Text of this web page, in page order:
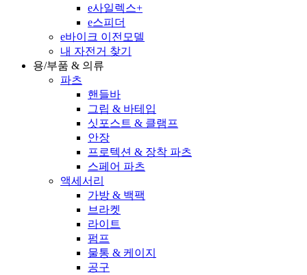
e사일렉스+
e스피더
e바이크 이전모델
내 자전거 찾기
용/부품 & 의류
파츠
핸들바
그립 & 바테입
싯포스트 & 클램프
안장
프로텍션 & 장착 파츠
스페어 파츠
액세서리
가방 & 백팩
브라켓
라이트
펌프
물통 & 케이지
공구